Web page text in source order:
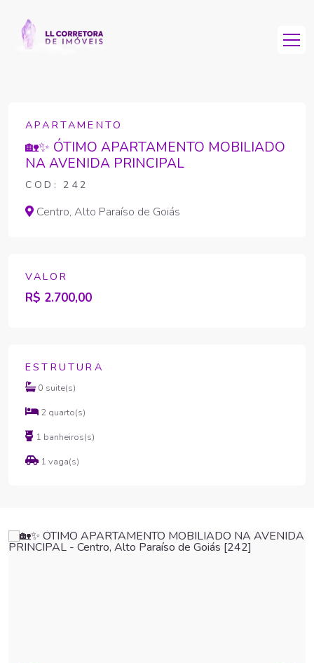
APARTAMENTO
🏡✨ ÓTIMO APARTAMENTO MOBILIADO
NA AVENIDA PRINCIPAL
COD: 242
Centro, Alto Paraíso de Goiás
VALOR
R$ 2.700,00
ESTRUTURA
0 suite(s)
2 quarto(s)
1 banheiros(s)
1 vaga(s)